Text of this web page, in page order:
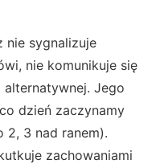
nie sygnalizuje
nie komunikuje się
Jego
dzień zaczynamy
2, 3 nad ranem).
zachowaniami